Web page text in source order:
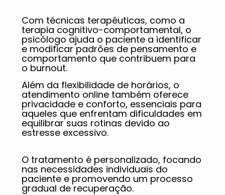
Com técnicas terapêuticas, como a
terapia cognitivo-comportamental, o
psicólogo ajuda o paciente a identificar
e modificar padrões de pensamento e
comportamento que contribuem para
o burnout.
Além da flexibilidade de horários, o
atendimento online também oferece
privacidade e conforto, essenciais para
aqueles que enfrentam dificuldades em
equilibrar suas rotinas devido ao
estresse excessivo.
O tratamento é personalizado, focando
nas necessidades individuais do
paciente e promovendo um processo
gradual de recuperação.